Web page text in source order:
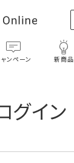
ャンペーン 新商品
グイン